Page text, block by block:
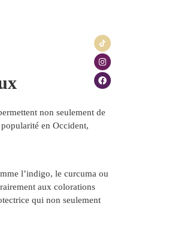
non seulement de
en Occident,
l’indigo, le curcuma ou
aux colorations
qui non seulement